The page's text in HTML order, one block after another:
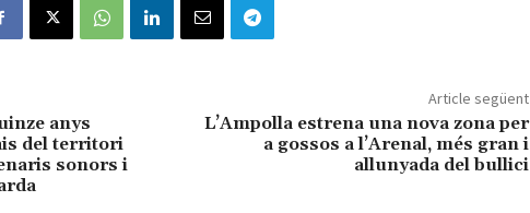
anys
del territori
sonors i
Article següent
L’Ampolla estrena una nova zona per
a gossos a l’Arenal, més gran i
allunyada del bullici